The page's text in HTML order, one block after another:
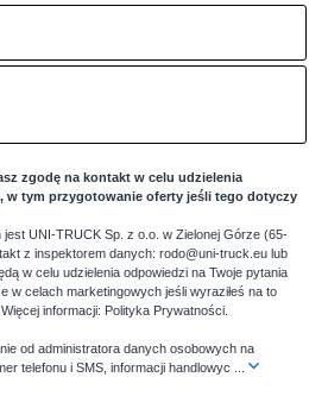
zgodę na kontakt w celu udzielenia
w tym przygotowanie oferty jeśli tego dotyczy
UNI-TRUCK Sp. z o.o. w Zielonej Górze (65-
z inspektorem danych: rodo@uni-truck.eu lub
w celu udzielenia odpowiedzi na Twoje pytania
w celach marketingowych jeśli wyraziłeś na to
informacji: Polityka Prywatności
od administratora danych osobowych na
telefonu i SMS, informacji handlowyc